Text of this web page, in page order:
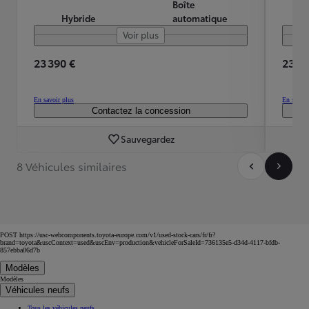
Hybride
Boîte
automatique
Voir plus
23 390 €
En savoir plus
Contactez la concession
Sauvegardez
23
En
8 Véhicules similaires
POST https://usc-webcomponents.toyota-europe.com/v1/used-stock-cars/fr/fr?
brand=toyota&uscContext=used&uscEnv=production&vehicleForSaleId=736135e5-d34d-4117-bfdb-
857ebba06d7b
Modèles
Modèles
Véhicules neufs